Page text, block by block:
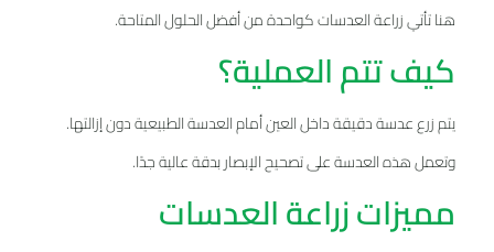
هنا تأتي زراعة العدسات كواحدة من أفضل الحلول المتاحة.
كيف تتم العملية؟
يتم زرع عدسة دقيقة داخل العين أمام العدسة الطبيعية دون إزالتها.
وتعمل هذه العدسة على تصحيح الإبصار بدقة عالية جدًا.
مميزات زراعة العدسات